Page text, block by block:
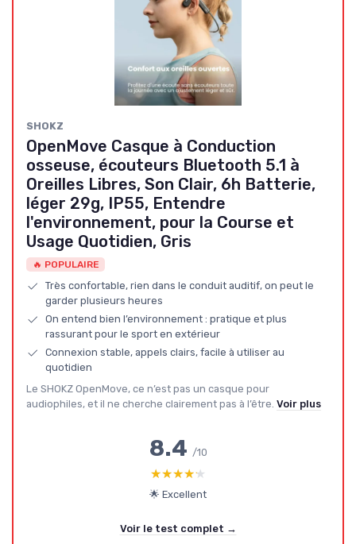
SHOKZ
OpenMove Casque à Conduction
osseuse, écouteurs Bluetooth 5.1 à
Oreilles Libres, Son Clair, 6h Batterie,
léger 29g, IP55, Entendre
l'environnement, pour la Course et
Usage Quotidien, Gris
🔥 POPULAIRE
Très confortable, rien dans le conduit auditif, on peut le
garder plusieurs heures
On entend bien l’environnement : pratique et plus
rassurant pour le sport en extérieur
Connexion stable, appels clairs, facile à utiliser au
quotidien
Le SHOKZ OpenMove, ce n’est pas un casque pour
audiophiles, et il ne cherche clairement pas à l’être. Voir plus
8.4 /10
★★★★★
★★★★★
🌟 Excellent
Voir le test complet →